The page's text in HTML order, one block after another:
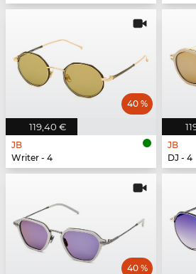
119,40 €
40 %
JB
Writer - 4
JB
DJ - 4
40 %